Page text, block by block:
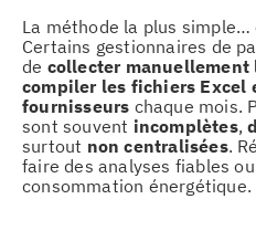
La méthode la plus simple…
Certains gestionnaires de
de collecter manuellement
compiler les fichiers Excel
fournisseurs chaque mois.
sont souvent incomplètes,
surtout non centralisées.
faire des analyses fiables
consommation énergétique.